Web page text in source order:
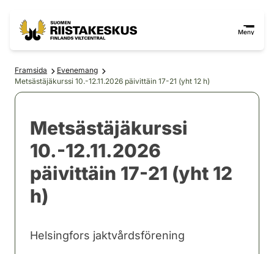
Meny
Framsida
Evenemang
Metsästäjäkurssi 10.-12.11.2026 päivittäin 17-21 (yht 12 h)
Metsästäjäkurssi
10.-12.11.2026
päivittäin 17-21 (yht 12
h)
Helsingfors jaktvårdsförening